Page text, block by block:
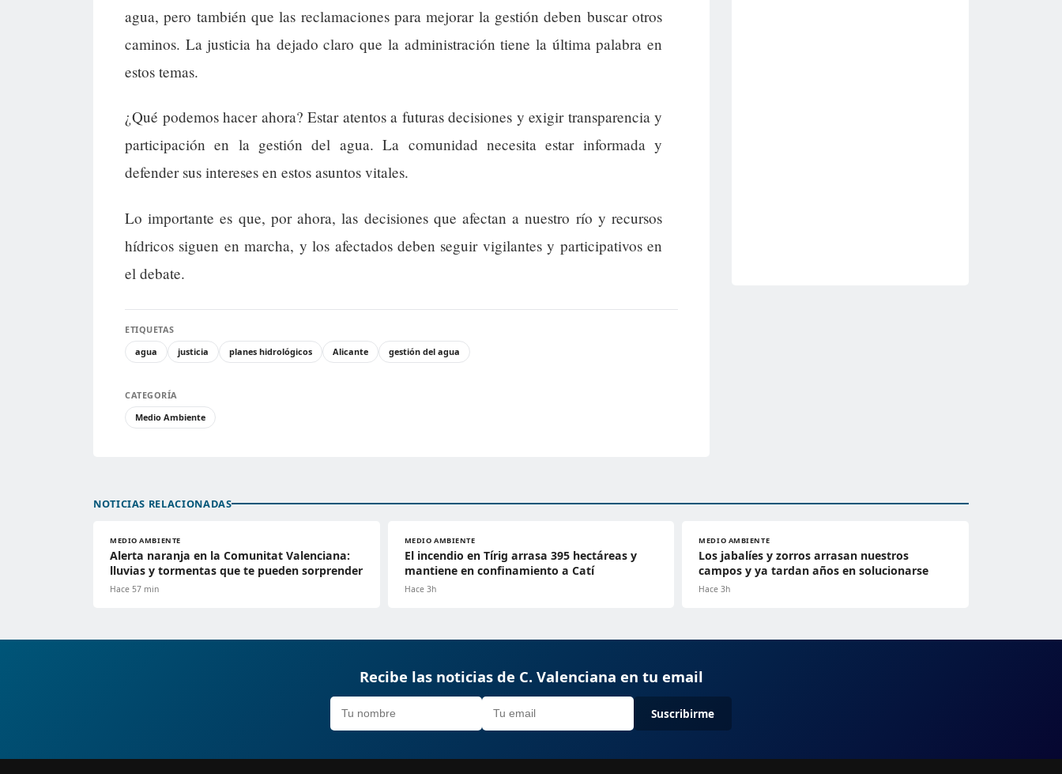
agua, pero también que las reclamaciones para mejorar la gestión deben buscar otros
caminos. La justicia ha dejado claro que la administración tiene la última palabra en
estos temas.
¿Qué podemos hacer ahora? Estar atentos a futuras decisiones y exigir transparencia y
participación en la gestión del agua. La comunidad necesita estar informada y
defender sus intereses en estos asuntos vitales.
Lo importante es que, por ahora, las decisiones que afectan a nuestro río y recursos
hídricos siguen en marcha, y los afectados deben seguir vigilantes y participativos en
el debate.
ETIQUETAS
agua
justicia planes hidrológicos Alicante gestión del agua
CATEGORÍA
Medio Ambiente
NOTICIAS RELACIONADAS
MEDIO AMBIENTE
Alerta naranja en la Comunitat Valenciana:
lluvias y tormentas que te pueden sorprender
Hace 57 min
MEDIO AMBIENTE
El incendio en Tírig arrasa 395 hectáreas y
mantiene en confinamiento a Catí
Hace 3h
MEDIO AMBIENTE
Los jabalíes y zorros arrasan nuestros
campos y ya tardan años en solucionarse
Hace 3h
Recibe las noticias de C. Valenciana en tu email
Suscribirme